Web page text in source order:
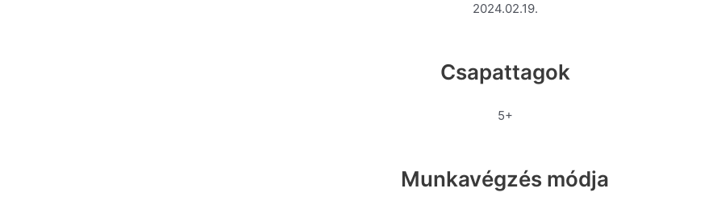
2024.02.19.
Csapattagok
5+
Munkavégzés módja